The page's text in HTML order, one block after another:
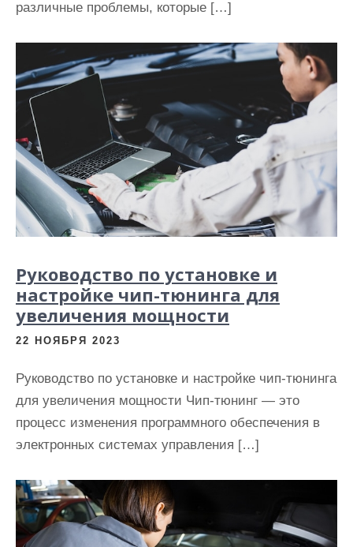
различные проблемы, которые […]
Руководство по установке и
настройке чип-тюнинга для
увеличения мощности
22 НОЯБРЯ 2023
Руководство по установке и настройке чип-тюнинга
для увеличения мощности Чип-тюнинг — это
процесс изменения программного обеспечения в
электронных системах управления […]